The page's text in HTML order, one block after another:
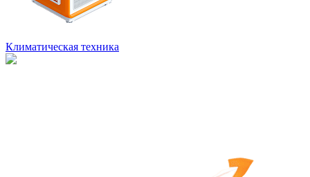
Климатическая техника